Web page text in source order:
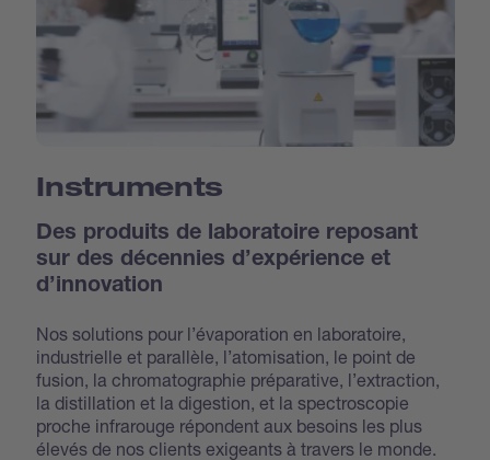
Instruments
Des produits de laboratoire reposant
sur des décennies d’expérience et
d’innovation
Nos solutions pour l’évaporation en laboratoire,
industrielle et parallèle, l’atomisation, le point de
fusion, la chromatographie préparative, l’extraction,
la distillation et la digestion, et la spectroscopie
proche infrarouge répondent aux besoins les plus
élevés de nos clients exigeants à travers le monde.